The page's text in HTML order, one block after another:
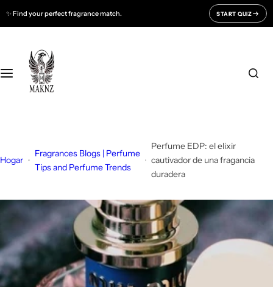
✨ Find your perfect fragrance match. START QUIZ
Fragrances For
Men
Women
All Fragrances
Support
CONTACT US
FAQ
About Us
Hogar
Fragrances Blogs | Perfume
Tips and Perfume Trends
Perfume EDP: el elixir
cautivador de una fragancia
duradera
a
n
o